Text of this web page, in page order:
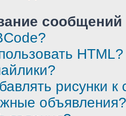
HTML?
рисунки
объявления?